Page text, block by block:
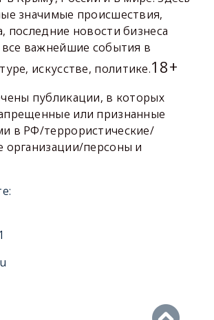
значимые происшествия,
последние новости бизнеса
важнейшие события в
искусстве, политике.18+
публикации, в которых
или признанные
в РФ/террористические/
организации/персоны и